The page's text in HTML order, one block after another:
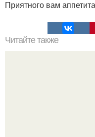
Приятного вам
Читайте также